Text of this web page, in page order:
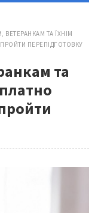
ВЕТЕРАНКАМ ТА ЇХНІМ
ПЕРЕПІДГОТОВКУ
та